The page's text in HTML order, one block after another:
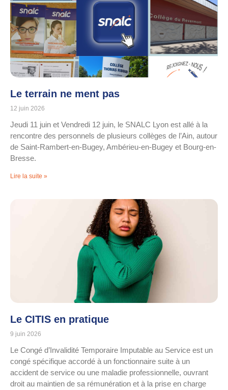
Le terrain ne ment pas
12 juin 2026
Jeudi 11 juin et Vendredi 12 juin, le SNALC Lyon est allé à la
rencontre des personnels de plusieurs collèges de l’Ain, autour
de Saint-Rambert-en-Bugey, Ambérieu-en-Bugey et Bourg-en-
Bresse.
Lire la suite »
Le CITIS en pratique
9 juin 2026
Le Congé d’Invalidité Temporaire Imputable au Service est un
congé spécifique accordé à un fonctionnaire suite à un
accident de service ou une maladie professionnelle, ouvrant
droit au maintien de sa rémunération et à la prise en charge